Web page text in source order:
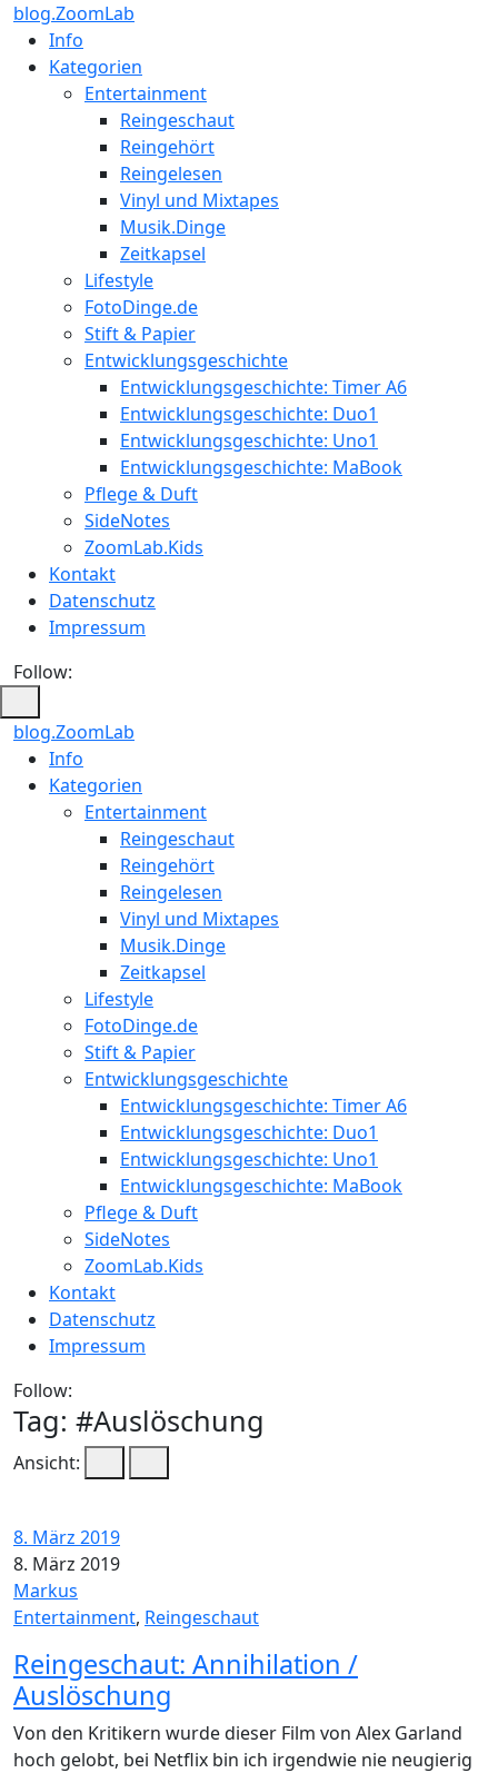
blog.ZoomLab
Info
Kategorien
Entertainment
Reingeschaut
Reingehört
Reingelesen
Vinyl und Mixtapes
Musik.Dinge
Zeitkapsel
Lifestyle
FotoDinge.de
Stift & Papier
Entwicklungsgeschichte
Entwicklungsgeschichte: Timer A6
Entwicklungsgeschichte: Duo1
Entwicklungsgeschichte: Uno1
Entwicklungsgeschichte: MaBook
Pflege & Duft
SideNotes
ZoomLab.Kids
Kontakt
Datenschutz
Impressum
Follow:
blog.ZoomLab
ZoomLab
//
Info
Kategorien
Entertainment
Reingeschaut
Reingehört
Reingelesen
Vinyl und Mixtapes
Musik.Dinge
Zeitkapsel
Lifestyle
FotoDinge.de
Stift & Papier
Entwicklungsgeschichte
Entwicklungsgeschichte: Timer A6
Entwicklungsgeschichte: Duo1
Entwicklungsgeschichte: Uno1
Entwicklungsgeschichte: MaBook
Pflege & Duft
SideNotes
ZoomLab.Kids
Kontakt
Datenschutz
Impressum
Follow:
Tag: #Auslöschung
Ansicht:
8. März 2019
8. März 2019
Markus
Entertainment, Reingeschaut
Reingeschaut: Annihilation /
Auslöschung
Von den Kritikern wurde dieser Film von Alex Garland
hoch gelobt, bei Netflix bin ich irgendwie nie neugierig